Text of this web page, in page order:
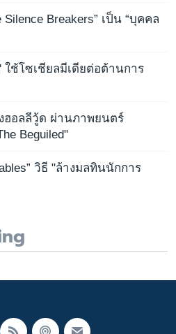
Breakers” เป็น “บุคคล
ช้โซเชียลมีเดียต่อต้านการ
ฮอลลีวู้ด ผ่านภาพยนตร์
Beguiled"
วิธี "ล้างมลทินนักการ